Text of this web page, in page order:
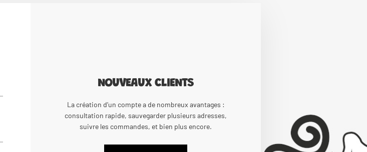
NOUVEAUX CLIENTS
La création d’un compte a de nombreux avantages :
consultation rapide, sauvegarder plusieurs adresses,
suivre les commandes, et bien plus encore.